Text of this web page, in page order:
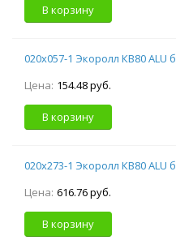
В корзину
020х057-1 Экоролл КВ80
Цена: 154.48 руб.
В корзину
020х273-1 Экоролл КВ80
Цена: 616.76 руб.
В корзину